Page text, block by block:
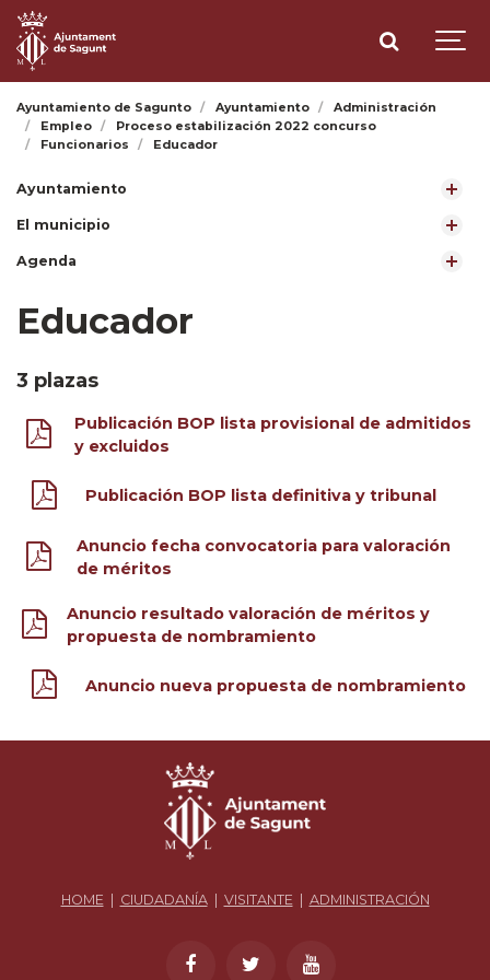
Ayuntamiento de Sagunto Ayuntamiento
Administración
Empleo
Proceso estabilización 2022 concurso
Funcionarios
Educador
Ayuntamiento
El municipio
Agenda
Educador
3 plazas
Publicación BOP lista provisional de admitidos
y excluidos
Publicación BOP lista definitiva y tribunal
Anuncio fecha convocatoria para valoración
de méritos
Anuncio resultado valoración de méritos y
propuesta de nombramiento
Anuncio nueva propuesta de nombramiento
HOME CIUDADANÍA| VISITANTE ADMINISTRACIÓN